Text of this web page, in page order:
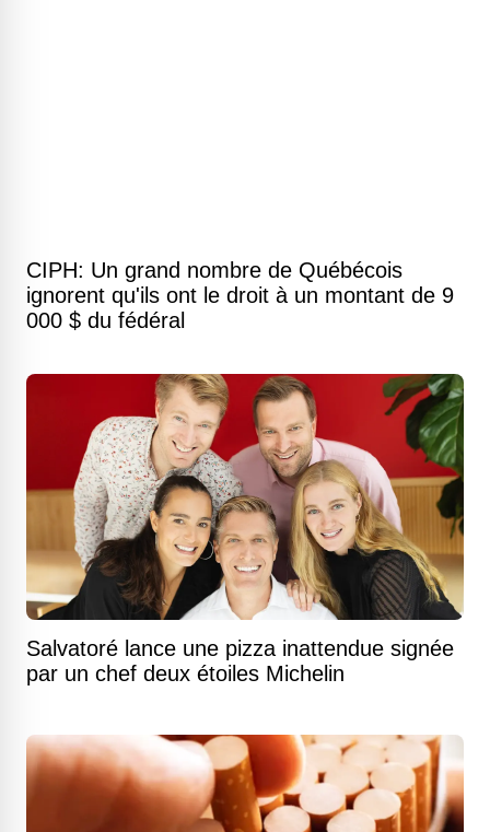
CIPH: Un grand nombre de Québécois
ignorent qu'ils ont le droit à un montant de 9
000 $ du fédéral
Salvatoré lance une pizza inattendue signée
par un chef deux étoiles Michelin